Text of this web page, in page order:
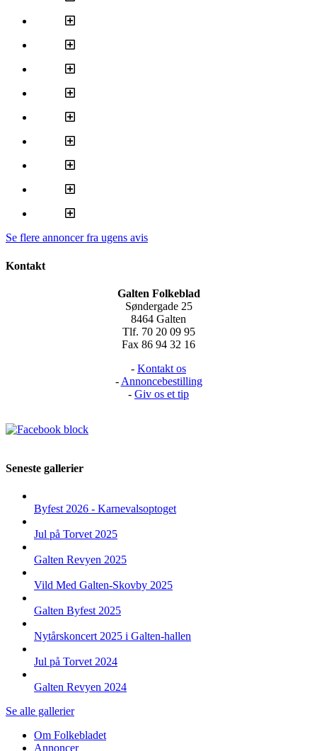
Se flere annoncer fra ugens avis
Kontakt
Galten Folkeblad
Søndergade 25
8464 Galten
Tlf. 70 20 09 95
Fax 86 94 32 16
- Kontakt os
- Annoncebestilling
- Giv os et tip
Seneste gallerier
Byfest 2026 - Karnevalsoptoget
Jul på Torvet 2025
Galten Revyen 2025
Vild Med Galten-Skovby 2025
Galten Byfest 2025
Nytårskoncert 2025 i Galten-hallen
Jul på Torvet 2024
Galten Revyen 2024
Se alle gallerier
Om Folkebladet
Annoncer